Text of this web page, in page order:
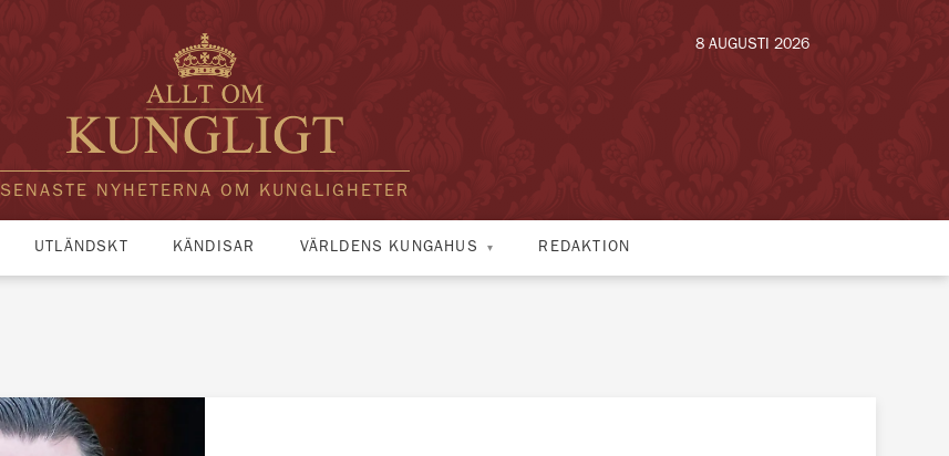
SENASTE NYHETERNA OM KUNGLIGHETER
8 AUGUSTI 2026
UTLÄNDSKT KÄNDISAR VÄRLDENS KUNGAHUS REDAKTION